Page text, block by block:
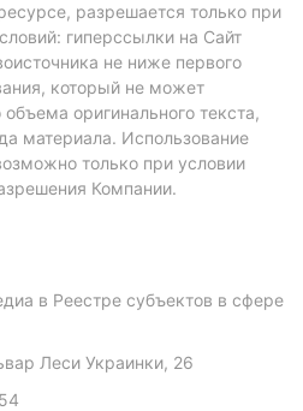
разрешается только при
гиперссылки на Сайт
не ниже первого
который не может
оригинального текста,
материала. Использование
только при условии
Компании.
в Реестре субъектов в сфере
Леси Украинки, 26